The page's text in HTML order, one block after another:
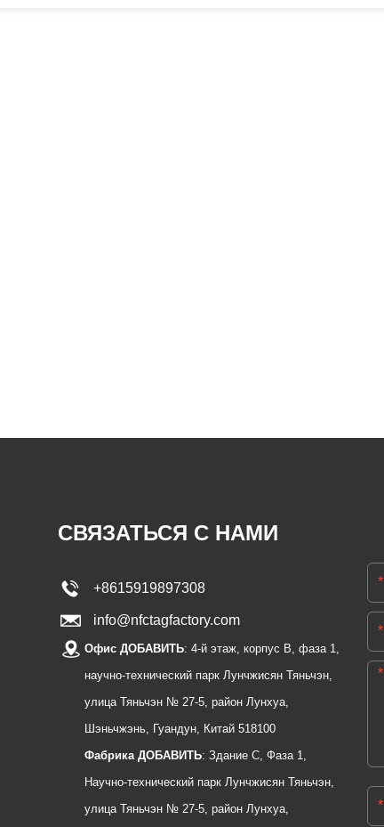
СВЯЗАТЬСЯ С НАМИ
+8615919897308
info@nfctagfactory.com
Офис ДОБАВИТЬ: 4-й этаж, корпус B, фаза 1,
научно-технический парк Лунчжисян Тяньчэн,
улица Тяньчэн № 27-5, район Лунхуа,
Шэньчжэнь, Гуандун, Китай 518100
Фабрика ДОБАВИТЬ: Здание C, Фаза 1,
Научно-технический парк Лунчжисян Тяньчэн,
улица Тяньчэн № 27-5, район Лунхуа,
*
*
*
*